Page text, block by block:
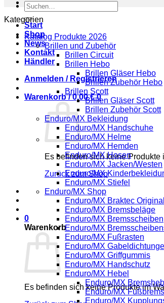
Suchen
nach:
Start
Shop
News
Kontakt
Händler
Anmelden / Registrieren
Warenkorb /0,00€ 0
Es befinden sich keine Produkte
Zurück zum Shop
0
Warenkorb
Es befinden sich keine Produkte im
Kategorien
Katalog Produkte 2026
Brillen und Zubehör
Brillen Circuit
Brillen Hebo
Brillen Gläser Hebo
Brillen Zubehör Hebo
Brillen Scott
Brillen Gläser Scott
Brillen Zubehör Scott
Enduro/MX Bekleidung
Enduro/MX Handschuhe
Enduro/MX Helme
Enduro/MX Hemden
Enduro/MX Hosen
Enduro/MX Jacken/Westen
Enduro/MX
Enduro/MX Stiefel
Enduro/MX Shop
Enduro/MX Braktec Original
Enduro/MX Bremsbeläge
Enduro/MX Bremsscheiben
Enduro/MX
Enduro/MX Fußrasten
Enduro/MX
Enduro/MX Griffgummis
Enduro/MX Handschutz
Enduro/MX Hebel
Enduro/MX
Enduro/MX
Enduro/MX